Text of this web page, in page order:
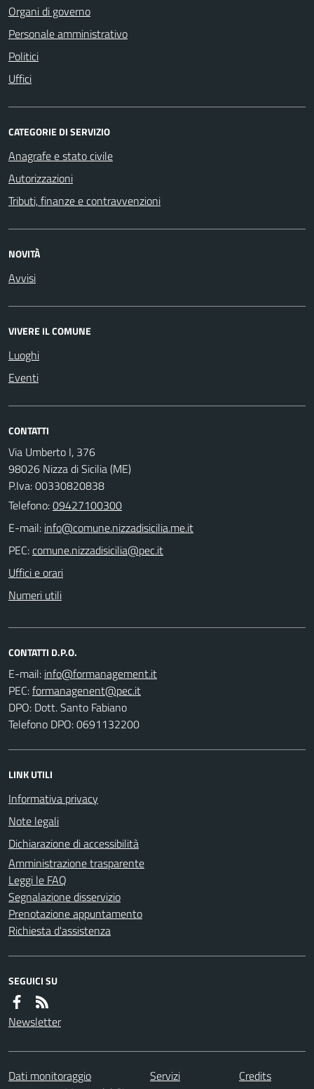
Organi di governo
Personale amministrativo
Politici
Uffici
CATEGORIE DI SERVIZIO
Anagrafe e stato civile
Autorizzazioni
Tributi, finanze e contravvenzioni
NOVITÀ
Avvisi
VIVERE IL COMUNE
Luoghi
Eventi
CONTATTI
Via Umberto I, 376
98026 Nizza di Sicilia (ME)
P.Iva: 00330820838
Telefono:09427100300
E-mail:
PEC:
Uffici e orari
Numeri utili
CONTATTI D.P.O.
E-mail:
PEC:
DPO: Dott. Santo Fabiano
Telefono DPO: 0691132200
LINK UTILI
Informativa privacy
Note legali
Dichiarazione di accessibilità
Amministrazione trasparente
Leggi le FAQ
Segnalazione disservizio
Prenotazione appuntamento
Richiesta d'assistenza
SEGUICI SU
Newsletter
Dati monitoraggio Servizi
Credits